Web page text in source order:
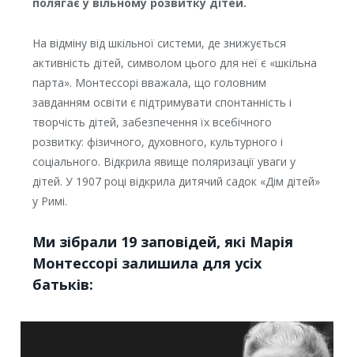
На відміну від шкільної системи, де знижується
активність дітей, символом цього для неї є «шкільна
парта». Монтессорі вважала, що головним
завданням освіти є підтримувати спонтанність і
творчість дітей, забезпечення їх всебічного
розвитку: фізичного, духовного, культурного і
соціального. Відкрила явище поляризації уваги у
дітей. У 1907 році відкрила дитячий садок «Дім дітей»
у Римі.
Ми зібрали 19 заповідей, які Марія
Монтессорі залишила для усіх
батьків: